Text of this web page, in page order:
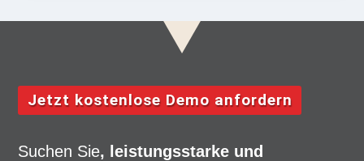
Jetzt kostenlose Demo anfordern
Suchen Sie, leistungsstarke und